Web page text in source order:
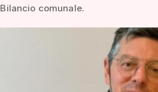
Bilancio comunale.